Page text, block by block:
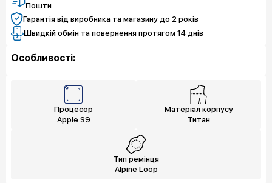
Пошти
Гарантія від виробника та магазину до 2 років
Швидкій обмін та повернення протягом 14 днів
Особливості:
Процесор
Apple S9
Матеріал корпусу
Титан
Тип ремінця
Alpine Loop